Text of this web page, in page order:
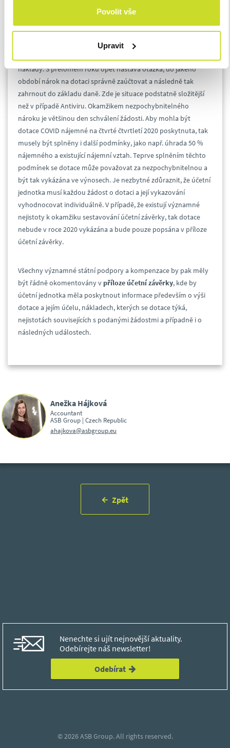
Povolit vše
Upravit
pohledávky/346-Dotace za státního rozpočtu
provozní výnosy. Stejně tak se bude postupovat v případě
ostatních kompenzačních titulů jako např. COVID Gastro, COVID
náklady. S přelomem roku opět nastává otázka, do jakého
období nárok na dotaci správně zaúčtovat a následně tak
zahrnout do základu daně. Zde je situace podstatně složitější
než v případě Antiviru. Okamžikem nezpochybnitelného
nároku je většinou den schválení žádosti. Aby mohla být
dotace COVID nájemné na čtvrté čtvrtletí 2020 poskytnuta, tak
musely být splněny i další podmínky, jako např. úhrada 50 %
nájemného a existující nájemní vztah. Teprve splněním těchto
podmínek se dotace může považovat za nezpochybnitelnou a
být tak vykázána ve výnosech. Je nezbytné zdůraznit, že účetní
jednotka musí každou žádost o dotaci a její vykazování
vyhodnocovat individuálně. V případě, že existují významné
nejistoty k okamžiku sestavování účetní závěrky, tak dotace
nebude v roce 2020 vykázána a bude pouze popsána v příloze
účetní závěrky.
Všechny významné státní podpory a kompenzace by pak měly
být řádně okomentovány v příloze účetní závěrky, kde by
účetní jednotka měla poskytnout informace především o výši
dotace a jejím účelu, nákladech, kterých se dotace týká,
nejistotách souvisejících s podanými žádostmi a případně i o
následných událostech.
Anežka Hájková
Accountant
ASB Group | Czech Republic
ahajkova@asbgroup.eu
Zpět
Nenechte si ujít nejnovější aktuality.
Odebírejte náš newsletter!
Odebírat
© 2026ASB Group.All rights reserved.